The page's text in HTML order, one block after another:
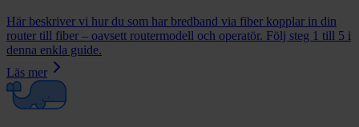
Här beskriver vi hur du som har bredband via fiber kopplar in din
router till fiber – oavsett routermodell och operatör. Följ steg 1 till 5 i
denna enkla guide.
Läs mer